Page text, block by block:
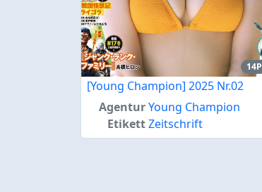
14P
[Young Champion] 2025 Nr.02
AgenturYoung Champion
EtikettZeitschrift